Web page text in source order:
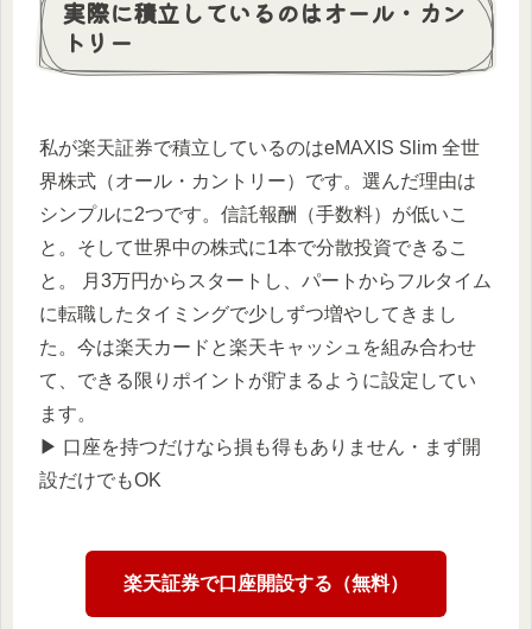
実際に積立しているのはオール・カン
トリー
私が楽天証券で積立しているのはeMAXIS Slim 全世
界株式（オール・カントリー）です。選んだ理由は
シンプルに2つです。信託報酬（手数料）が低いこ
と。そして世界中の株式に1本で分散投資できるこ
と。 月3万円からスタートし、パートからフルタイム
に転職したタイミングで少しずつ増やしてきまし
た。今は楽天カードと楽天キャッシュを組み合わせ
て、できる限りポイントが貯まるように設定してい
ます。
▶︎ 口座を持つだけなら損も得もありません・まず開
設だけでもOK
楽天証券で口座開設する（無料）